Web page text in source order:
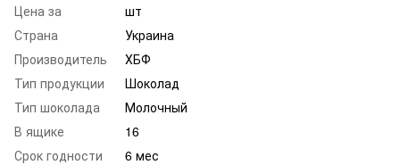
Цена за
шт
Страна
Украина
Производитель
ХБФ
Тип продукции
Шоколад
Тип шоколада
Молочный
В ящике
16
Срок годности
6 мес